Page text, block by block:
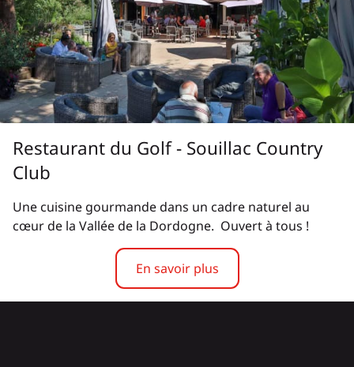
Restaurant du Golf - Souillac Country
Club
Une cuisine gourmande dans un cadre naturel au
cœur de la Vallée de la Dordogne. Ouvert à tous !
En savoir plus